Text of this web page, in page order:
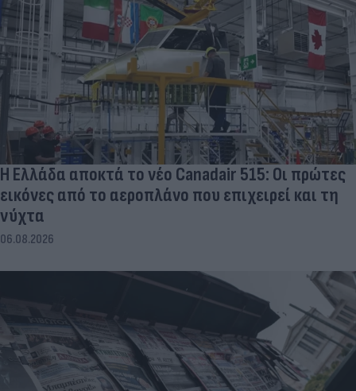
Η Ελλάδα αποκτά το νέο Canadair 515: Οι πρώτες
εικόνες από το αεροπλάνο που επιχειρεί και τη
νύχτα
06.08.2026